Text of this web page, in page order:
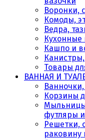
Воронки,
Комоды,
Ведра,
Кухонные
Кашпо и
Товары
ВАННАЯ И
Корзины
футляры
Решетки,
раковину